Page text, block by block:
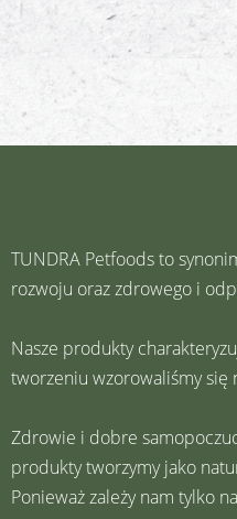
TUNDRA Petfoods to
rozwoju oraz zdrowego i
Nasze produkty
tworzeniu wzorowaliśmy się
Zdrowie i dobre
produkty tworzymy jako
Ponieważ zależy nam tylko